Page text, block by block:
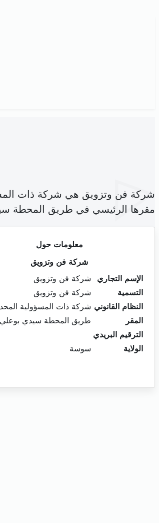
شركة فن وتزويق هي شركة ذات
مقرها الرئيسي في طريق المحطة
معلومات حول
شركة فن وتزويق
الإسم التجاري
شركة فن وتزويق
التسمية
شركة فن وتزويق
النظام القانوني شركة ذات المسؤولية
المقر
طريق المحطة سيدي
الترقيم البريدي
الولاية
سوسة